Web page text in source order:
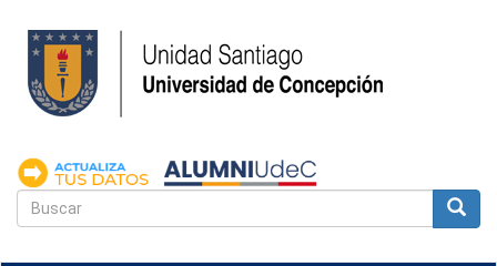
contenido
principal
FORMULARIO